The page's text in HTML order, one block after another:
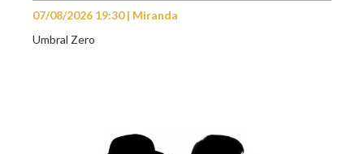
07/08/2026 19:30 | Miranda
Umbral Zero